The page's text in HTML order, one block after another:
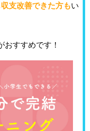
支改善できた方もい
おすすめです！